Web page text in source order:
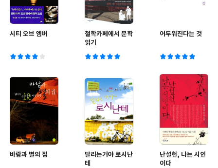
시티 오브 엠버
철학카페에서 문학
읽기
어두워진다는 것
바람과 별의 집
달리는거야 로시난
테
난설헌, 나는 시인
이다